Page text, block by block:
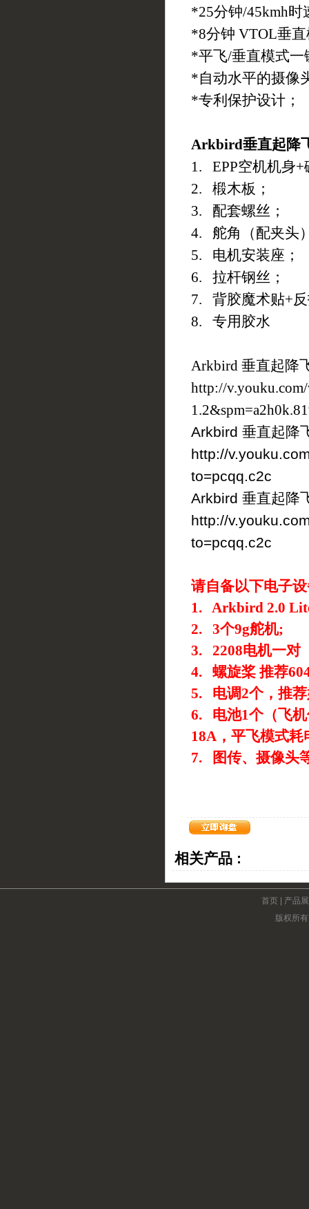
*25分钟/45kmh 时
*8分钟 VTOL垂
*平飞/垂直模式一
*自动水平的摄像
*专利保护设计；
Arkbird垂直起降
1. EPP空机机身+
2. 椴木板；
3. 配套螺丝；
4. 舵角（配夹头
5. 电机安装座；
6. 拉杆钢丝；
7. 背胶魔术贴+
8. 专用胶水
Arkbird 垂直起降
http://
Arkbird 垂直起降
http://
to=pcqq.c2c
Arkbird 垂直起降
http://
to=pcqq.c2c
请自备以下电子
1. Arkbird 2.0
2. 3个9g舵机;
3. 2208电机一对
4. 螺旋桨 推荐
5. 电调2个，推
6. 电池1个（飞
18A，平飞模式耗
7.
图传、摄像头
相关产品 :
首页
产品
版权所